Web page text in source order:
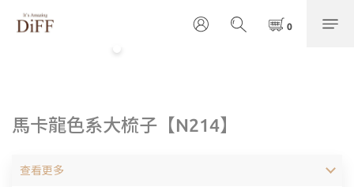
馬卡龍色系大梳子【N214】
查看更多